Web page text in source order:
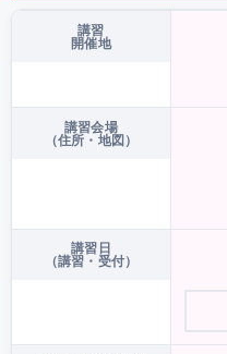
講習
開催地
講習会場
（住所・地図）
講習日
（講習・受付）